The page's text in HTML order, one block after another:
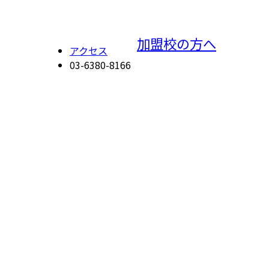
アクセス
03-6380-8166
加盟校の方へ